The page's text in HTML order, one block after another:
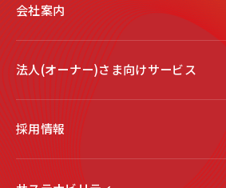
会社案内
法人(オーナー)さま向けサービス
採用情報